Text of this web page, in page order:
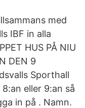
med
IBF in alla
HUS PÅ NIU
DEN 9
Sporthall
eller 9:an så
in på . Namn.